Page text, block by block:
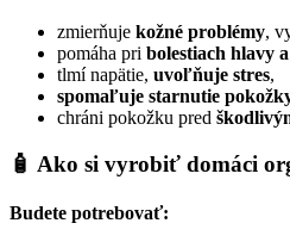
zmierňuje kožné problémy,
pomáha pri bolestiach hlavy
tlmí napätie, uvoľňuje stres,
spomaľuje starnutie
chráni pokožku pred
🧴 Ako si vyrobiť domáci
Budete potrebovať: